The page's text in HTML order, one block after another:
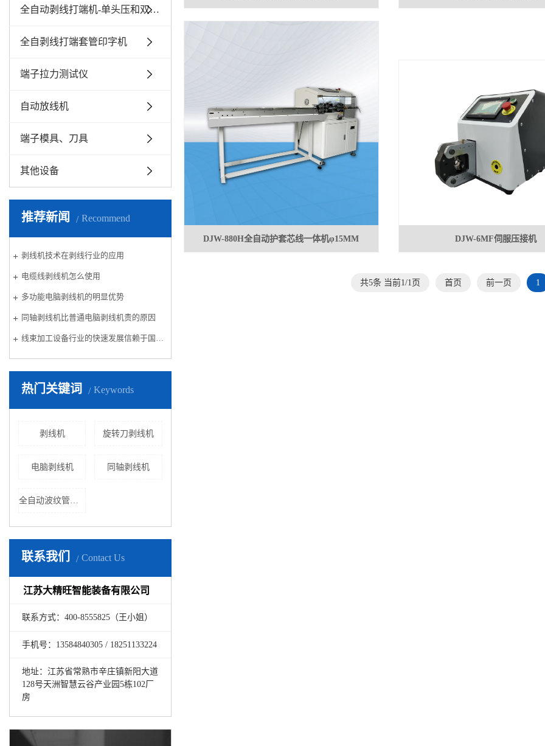
全自动剥线打端机-单头压和双头压
全自剥线打端套管印字机
端子拉力测试仪
自动放线机
端子模具、刀具
其他设备
推荐新闻 Recommend
剥线机技术在剥线行业的应用
电缆线剥线机怎么使用
多功能电脑剥线机的明显优势
同轴剥线机比普通电脑剥线机贵的原因
线束加工设备行业的快速发展信赖于国内汽车行业的创新与发展
热门关键词 Keywords
剥线机 旋转刀剥线机
电脑剥线机 同轴剥线机
联系我们 Contact Us
江苏大精旺智能装备有限公司
联系方式：400-8555825（王小姐）
手机号：13584840305 / 18251133224
地址：江苏省常熟市辛庄镇新阳大道
128号天洲智慧云谷产业园5栋102厂
房
DJW-880H全自动护套芯线一体机φ15MM DJW-6MF伺服压接机
共5条 当前1/1页 首页 前一页 1